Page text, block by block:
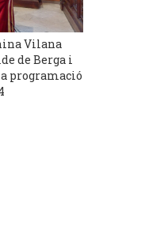
Vilana
de Berga i
programació